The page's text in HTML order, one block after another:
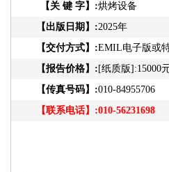
【关 键 字】:烘烤设备
【出版日期】:2025年
【交付方式】:EMIL电子版或
【报告价格】: [纸质版]:15000
【传真号码】:010-84955706
【联系电话】:010-56231698